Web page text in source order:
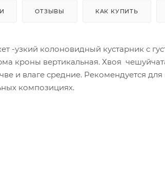
ОТЗЫВЫ КАК КУПИТЬ
-узкий колоновидный кустарник с
кроны вертикальная. Хвоя
и влаге средние. Рекомендуется
композициях.